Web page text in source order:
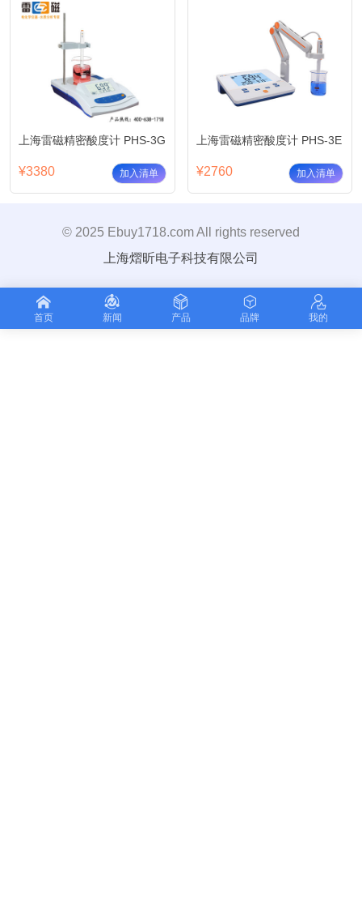
上海雷磁精密酸度计 PHS-3G
¥3380 加入清单
上海雷磁精密酸度计 PHS-3E
¥2760 加入清单
© 2025 Ebuy1718.com All rights reserved
上海熠昕电子科技有限公司
首页 新闻 产品 品牌 我的